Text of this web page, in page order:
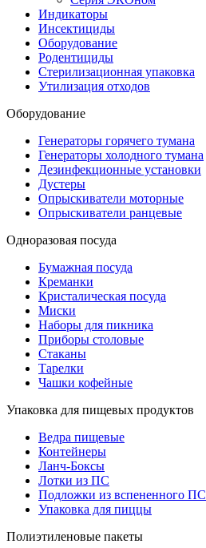
Индикаторы
Инсектициды
Оборудование
Родентициды
Стерилизационная упаковка
Утилизация отходов
Оборудование
Генераторы горячего тумана
Генераторы холодного тумана
Дезинфекционные установки
Дустеры
Опрыскиватели моторные
Опрыскиватели ранцевые
Одноразовая посуда
Бумажная посуда
Креманки
Кристалическая посуда
Миски
Наборы для пикника
Приборы столовые
Стаканы
Тарелки
Чашки кофейные
Упаковка для пищевых продуктов
Ведра пищевые
Контейнеры
Ланч-Боксы
Лотки из ПС
Подложки из вспененного ПС
Упаковка для пиццы
Полиэтиленовые пакеты